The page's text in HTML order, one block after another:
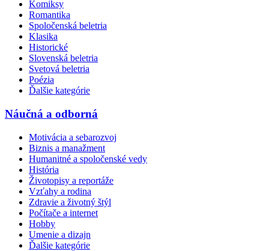
Komiksy
Romantika
Spoločenská beletria
Klasika
Historické
Slovenská beletria
Svetová beletria
Poézia
Ďalšie kategórie
Náučná a odborná
Motivácia a sebarozvoj
Biznis a manažment
Humanitné a spoločenské vedy
História
Životopisy a reportáže
Vzťahy a rodina
Zdravie a životný štýl
Počítače a internet
Hobby
Umenie a dizajn
Ďalšie kategórie